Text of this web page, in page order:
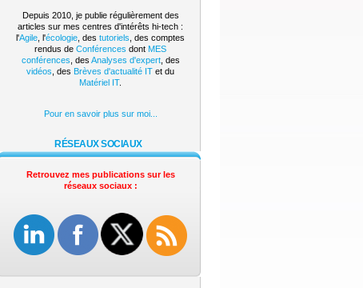
Depuis 2010, je publie régulièrement des
articles sur mes centres d'intérêts hi-tech :
l'Agile , l'écologie , des tutoriels , des comptes
rendus de Conférences dont MES
conférences , des Analyses d'expert, des
vidéos , des Brèves d'actualité IT et du
Matériel IT.
Pour en savoir plus sur moi...
RÉSEAUX SOCIAUX
Retrouvez mes publications sur les
réseaux sociaux :